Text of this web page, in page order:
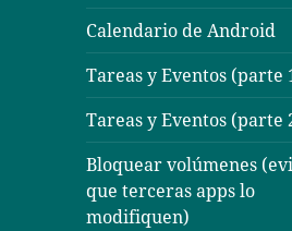
Calendario de Android
Tareas y Eventos (parte
Tareas y Eventos (parte
Bloquear volúmenes
que terceras apps lo
modifiquen)